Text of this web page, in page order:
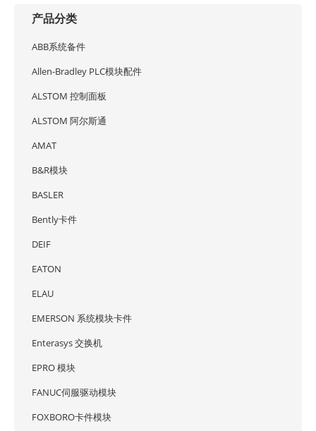
产品分类
ABB系统备件
Allen-Bradley PLC模块配件
ALSTOM 控制面板
ALSTOM 阿尔斯通
AMAT
B&R模块
BASLER
Bently卡件
DEIF
EATON
ELAU
EMERSON 系统模块卡件
Enterasys 交换机
EPRO 模块
FANUC伺服驱动模块
FOXBORO卡件模块